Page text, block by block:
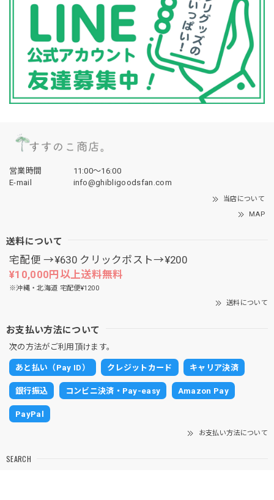
営業時間
11:00〜16:00
E-mail
info@ghibligoodsfan.com
当店について
MAP
送料について
宅配便 →¥630 クリックポスト→¥200
¥10,000円以上送料無料
※沖縄・北海道 宅配便¥1200
送料について
お支払い方法について
次の方法がご利用頂けます。
あと払い（Pay ID） クレジットカード キャリア決済
銀行振込 コンビニ決済・Pay-easy Amazon Pay
PayPal
お支払い方法について
SEARCH